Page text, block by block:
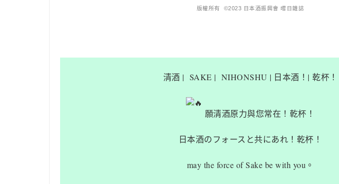
版權所有 ©2023 日本酒振興會 嚐日雜誌
清酒 | SAKE | NIHONSHU | 日本酒！| 乾杯！
願清酒原力與您常在！乾杯！
日本酒のフォースと共にあれ！乾杯！
may the force of Sake be with you。